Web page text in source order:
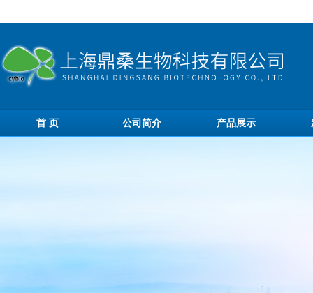
首 页 公司简介 产品展示